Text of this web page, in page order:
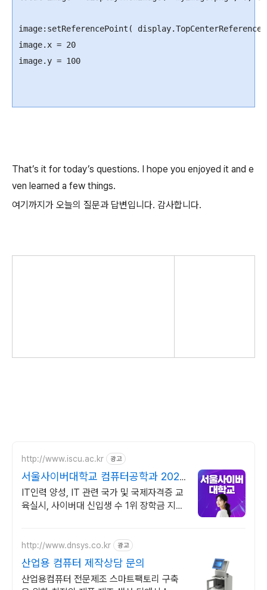
image: setReferencePoint ( display.
image.x = 20
image.y = 100
That’s it for today’s questions. I hope you enjoyed it and e
ven learned a few things.
여기까지가 오늘의 질문과 답변입니다. 감사합니다.
http://www.iscu.ac.kr 광고
서울사이버대학교 컴퓨터공학과 2026
가을학기 신편입생
IT인력 양성, IT 관련 국가 및 국제자격증 교
육실시, 사이버대 신입생 수 1위 장학금 지급
http://www.dnsys.co.kr 광고
산업용 컴퓨터 제작상담 문의
산업용컴퓨터 전문제조 스마트팩토리 구축